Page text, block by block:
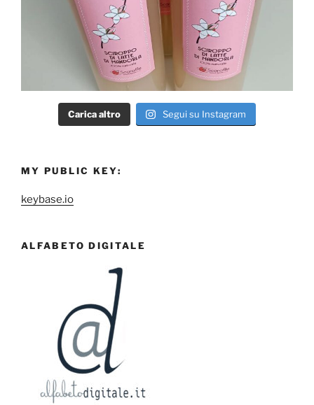
Carica altro Segui su Instagram
MY PUBLIC KEY:
keybase.io
ALFABETO DIGITALE